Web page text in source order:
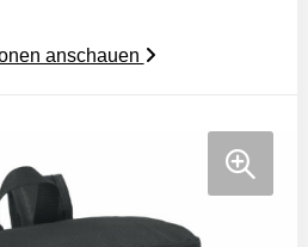
anschauen